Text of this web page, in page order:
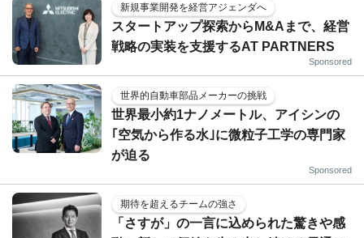
新規事業開発を経営アジェンダへ
スタートアップ探索からM&Aまで、経営
戦略の実装を支援するAT PARTNERS
Sponsored
世界的自動車部品メーカーの挑戦
世界最小約1ナノメートル、アイシンの
｢空気から作る水｣に微粒子工学の専門家
が迫る
Sponsored
期待を超えるチームの強さ
「さすが」の一言に込められた驚きや感